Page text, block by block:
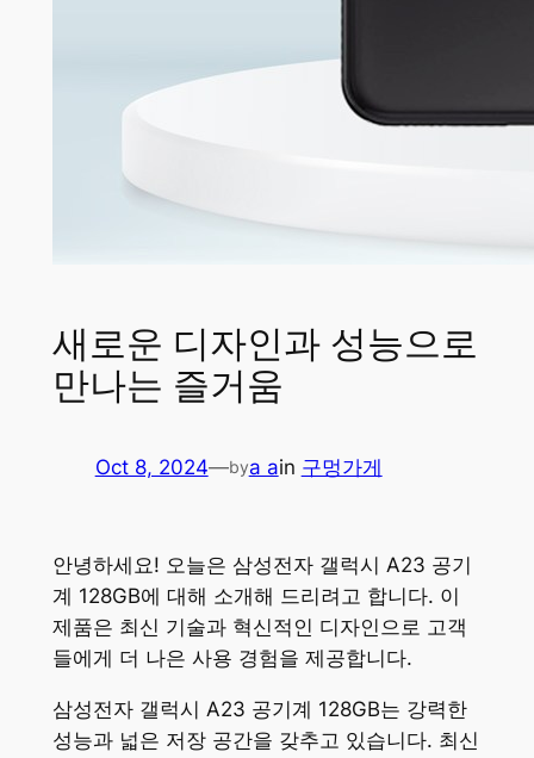
새로운 디자인과 성능으로
만나는 즐거움
Oct 8, 2024—bya ain 구멍가게
안녕하세요! 오늘은 삼성전자 갤럭시 A23 공기
계 128GB에 대해 소개해 드리려고 합니다. 이
제품은 최신 기술과 혁신적인 디자인으로 고객
들에게 더 나은 사용 경험을 제공합니다.
삼성전자 갤럭시 A23 공기계 128GB는 강력한
성능과 넓은 저장 공간을 갖추고 있습니다. 최신